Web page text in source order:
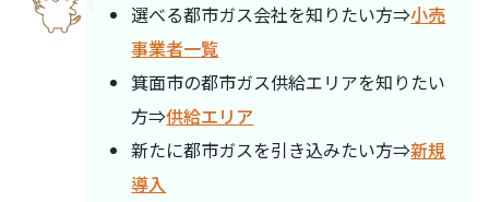
選べる都市ガス会社を知りたい方⇒小売
事業者一覧
箕面市の都市ガス供給エリアを知りたい
方⇒供給エリア
新たに都市ガスを引き込みたい方⇒新規
導入